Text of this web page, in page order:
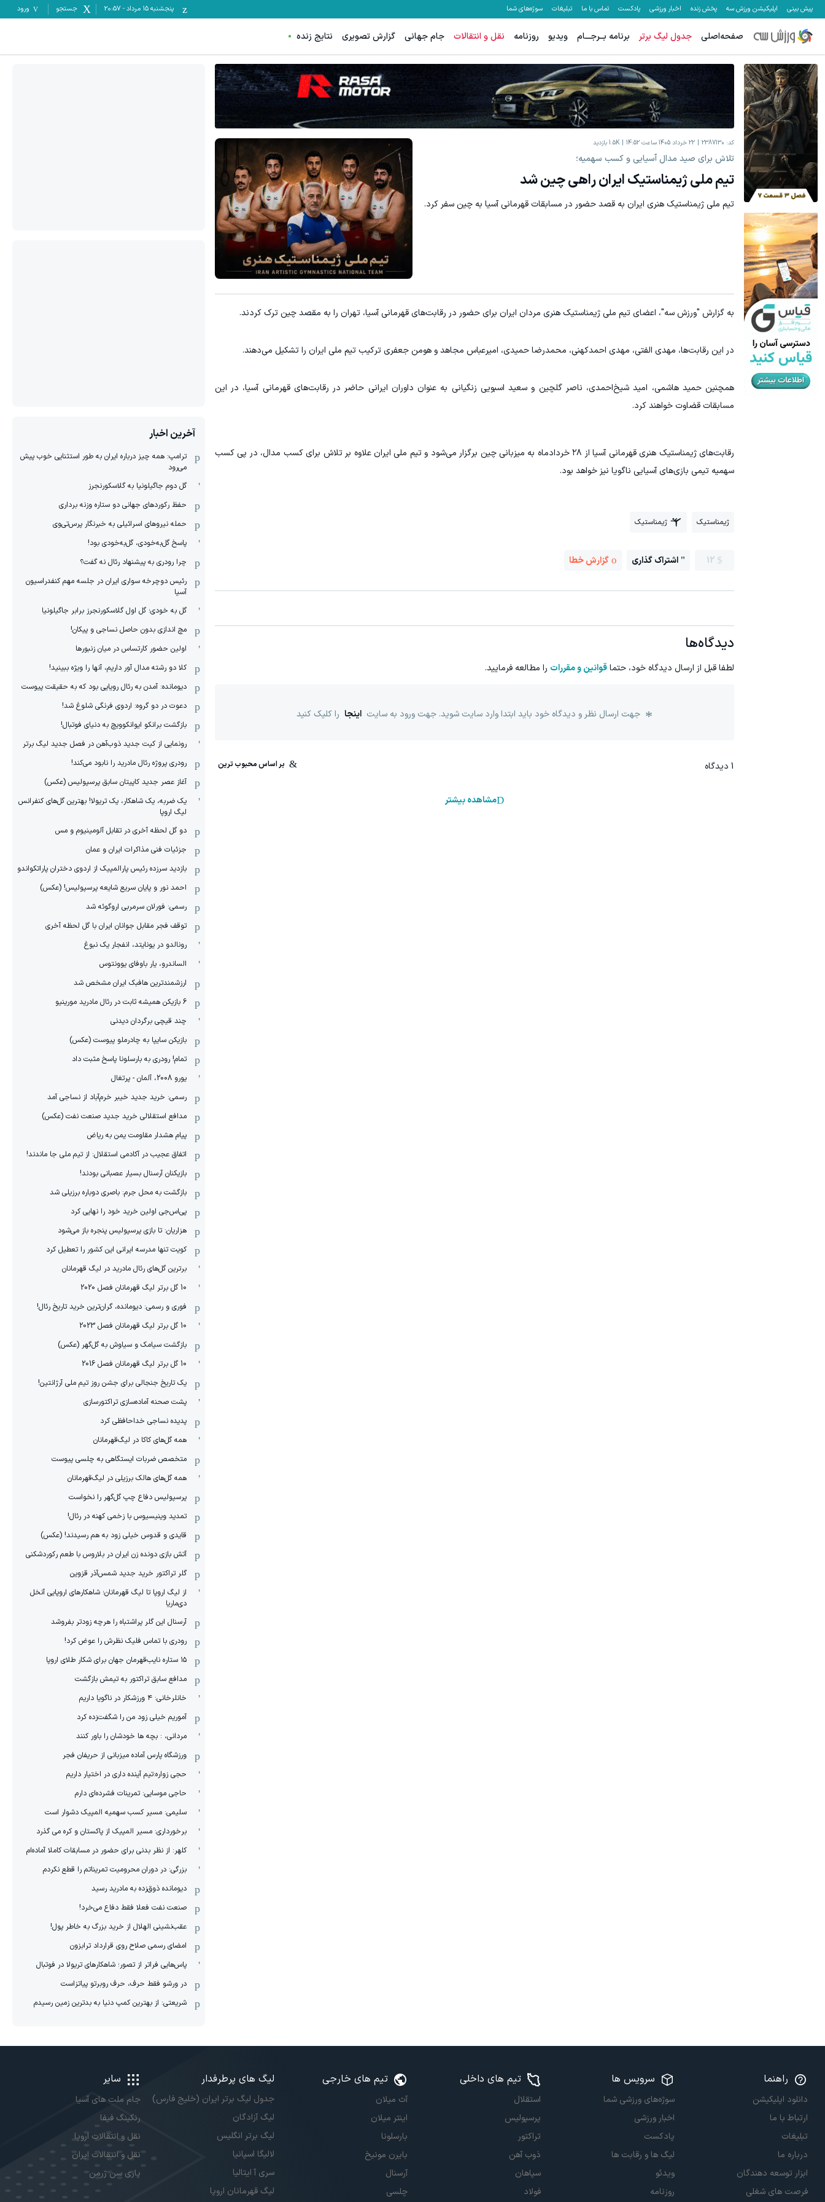
پیش بینی اپلیکیشن ورزش سه پخش زنده اخبار ورزشی پادکست تماس با ما تبلیغات سوژه‌های شما پنجشنبه ۱۵ مرداد -
20:57 جستجو ورود
صفحه‌اصلی جدول لیگ برتر برنامه بــرجـــام ویدیو روزنامه نقل و انتقالات جام جهانی گزارش تصویری نتایج زنده
کد: 2387130 22 خرداد 1405 ساعت 14:52 1.5K بازدید
تلاش برای صید مدال آسیایی و کسب سهمیه؛
تیم ملی ژیمناستیک ایران راهی چین شد
تيم ملی ژیمناستیک هنری ایران به قصد حضور در مسابقات قهرمانی آسیا به چین سفر کرد.
به گزارش "ورزش سه"، اعضای تیم ملی ژیمناستیک هنری مردان ایران برای حضور در رقابت‌های قهرمانی آسیا، تهران را به مقصد چین ترک کردند.
در این رقابت‌ها، مهدی الفتی، مهدی احمدکهنی، محمدرضا حمیدی، امیرعباس مجاهد و هومن جعفری ترکیب تیم ملی ایران را تشکیل می‌دهند.
همچنین حمید هاشمی، امید شیخ‌احمدی، ناصر گلچین و سعید اسبویی زنگیانی به عنوان داوران ایرانی حاضر در رقابت‌های قهرمانی آسیا، در این
مسابقات قضاوت خواهند کرد.
رقابت‌های ژیمناستیک هنری قهرمانی آسیا از ۲۸ خردادماه به میزبانی چین برگزار می‌شود و تیم ملی ایران علاوه بر تلاش برای کسب مدال، در پی کسب
سهمیه تیمی بازی‌های آسیایی ناگویا نیز خواهد بود.
ژیمناستیک ژیمناستیک
12 اشتراک گذاری گزارش خطا
دیدگاه‌ها
لطفا قبل از ارسال دیدگاه خود، حتماقوانین و مقررات را مطالعه فرمایید.
جهت ارسال نظر و دیدگاه خود باید ابتدا وارد سایت شوید. جهت ورود به سایت اینجا را کلیک کنید
1 دیدگاه
مشاهده بیشتر
آخرین اخبار
ترامپ: همه چیز درباره ایران به طور استثنایی خوب پیش
می‌رود
گل دوم جاگیلونیا به گلاسکورنجرز
حفظ رکوردهای جهانی دو ستاره وزنه برداری
حمله نیروهای اسرائیلی به خبرنگار پرس‌تی‌وی
پاسخ گل‌به‌خودی، گل‌به‌خودی بود!
چرا رودری به پیشنهاد رئال نه گفت؟
رئیس دوچرخه سواری ایران در جلسه مهم کنفدراسیون
آسیا
گل به خودی؛ گل اول گلاسکورنجرز برابر جاگیلونیا
مچ اندازی بدون حاصل نساجی و پیکان!
اولین حضور کارتساس در میان زنبورها
کلا دو‌ رشته مدال آور داریم، آنها را ویژه ببینید!
دیومانده: آمدن به رئال رویایی بود که به حقیقت پیوست
دعوت در دو گروه: اردوی فرنگی شلوغ شد!
بازگشت برانکو ایوانکوویچ به دنیای فوتبال!
رونمایی از کیت جدید ذوب‌آهن در فصل جدید لیگ برتر
رودری پروژه رئال مادرید را نابود می‌کند!
آغاز عصر جدید کاپیتان سابق پرسپولیس (عکس)
یک ضربه، یک شاهکار، یک تریولا! بهترین گل‌های کنفرانس
لیگ اروپا
دو گل لحظه آخری در تقابل آلومینیوم و مس
جزئیات فنی مذاکرات ایران و عمان
بازدید سرزده رئیس پارالمپیک از اردوی دختران پاراتکواندو
احمد نور و پایان سریع شایعه پرسپولیس! (عکس)
رسمی: فورلان سرمربی اروگوئه شد
توقف فجر مقابل جوانان ایران با گل لحظه آخری
رونالدو در یونایتد، انفجار یک نبوغ
الساندرو، یار باوفای یوونتوس
ارزشمندترین هافبک ایران مشخص شد
6 بازیکن همیشه ثابت در رئال مادرید مورینیو
چند قیچی برگردان دیدنی
بازیکن سایپا به چادرملو پیوست (عکس)
تمام! رودری به بارسلونا پاسخ مثبت داد
یورو 2008، آلمان - پرتغال
رسمی: خرید جدید خیبر خرم‌آباد از نساجی آمد
مدافع استقلالی خرید جدید صنعت نفت (عکس)
پیام هشدار مقاومت یمن به ریاض
اتفاق عجیب در آکادمی استقلال: از تیم ملی جا ماندند!
بازیکنان آرسنال بسیار عصبانی بودند!
بازگشت به محل جرم: باصری دوباره برزیلی شد
پی‌اس‌جی اولین خرید خود را نهایی کرد
هزاریان: تا بازی پرسپولیس پنجره باز می‌شود
کویت تنها مدرسه ایرانی این کشور را تعطیل کرد
برترین گل‌های رئال مادرید در لیگ قهرمانان
10 گل برتر لیگ قهرمانان فصل 2020
فوری و رسمی: دیومانده، گران‌ترین خرید تاریخ رئال!
10 گل برتر لیگ قهرمانان فصل 2023
بازگشت سیامک و سیاوش به گل‌گهر (عکس)
10 گل برتر لیگ قهرمانان فصل 2016
یک تاریخ جنجالی برای جشن روز تیم ملی آرژانتین!
پشت صحنه آماده‌سازی تراکتورسازی
پدیده نساجی خداحافظی کرد
همه گل‌های کاکا در لیگ‌قهرمانان
متخصص ضربات ایستگاهی به چلسی پیوست
همه گل‌های هالک برزیلی در لیگ‌قهرمانان
پرسپولیس دفاع چپ گل‌گهر را نخواست
تمدید وینیسیوس با زخمی کهنه در رئال!
قایدی و قدوس خیلی زود به هم رسیدند! (عکس)
آتش بازی دونده زن ایران در بلاروس با طعم رکوردشکنی
گلر تراکتور خرید جدید شمس‌آذر قزوین
از لیگ اروپا تا لیگ قهرمانان؛ شاهکارهای اروپایی آنخل
دی‌ماریا
آرسنال این گلر پراشتباه را هرچه زودتر بفروشد
رودری با تماس فلیک نظرش را عوض کرد!
١۵ ستاره نایب‌قهرمان جهان برای شکار طلای اروپا
مدافع سابق تراکتور به تیمش بازگشت
خانلرخانی: ۴ ورزشکار در ناگویا داریم
آموریم خیلی زود من را شگفت‌زده کرد
مردانی، : بچه ها خودشان را باور کنند
ورزشگاه پارس آماده میزبانی از حریفان فجر
حجی زواره:تیم آینده داری در اختیار داریم
حاجی موسایی: تمرینات فشرده‌ای دارم
سلیمی: مسیر کسب سهمیه المپیک دشوار است
برخورداری: مسیر المپیک از پاکستان و کره می گذرد
کلهر: از نظر بدنی برای حضور در مسابقات کاملا آماده‌ام
بزرگی: در دوران محرومیت تمریناتم را قطع نکردم
دیومانده ذوق‌زده به مادرید رسید
صنعت نفت فعلا فقط دفاع می‌خرد!
عقب‌نشینی الهلال از خرید بزرگ به خاطر پول!
امضای رسمی صلاح روی قرارداد ترابزون
پاس‌هایی فراتر از تصور؛ شاهکارهای تریولا در فوتبال
در ورشو فقط حرف، حرف روبرتو پیاتزاست
شریعتی: از بهترین کمپ‌ دنیا به بدترین زمین‌ رسیدم
راهنما
دانلود اپلیکیشن
ارتباط با ما
تبلیغات
درباره ما
ابزار توسعه دهندگان
فرصت های شغلی
سرویس ها
سوژه‌های ورزشی شما
اخبار ورزشی
پادکست
لیگ ها و رقابت ها
ویدئو
روزنامه
تیم های داخلی
استقلال
پرسپولیس
تراکتور
ذوب آهن
سپاهان
فولاد
تیم های خارجی
آث میلان
اینتر میلان
بارسلونا
بایرن مونیخ
آرسنال
چلسی
لیگ های پرطرفدار
جدول لیگ برتر ایران (خلیج فارس)
لیگ آزادگان
لیگ برتر انگلیس
لالیگا اسپانیا
سری آ ایتالیا
لیگ قهرمانان اروپا
سایر
جام ملت های آسیا
رنکینگ فیفا
نقل و انتقالات اروپا
نقل و انتقالات ایران
پاری سن ژرمن